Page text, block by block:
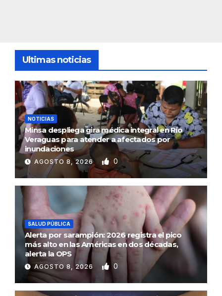
Ultimas noticias
NOTICIAS
Minsa despliega gira médica integral en Río
Veraguas para atender a afectados por
inundaciones
AGOSTO 8, 2026 0
SALUD PÚBLICA
Alerta por sarampión: 2026 registra el pico
más alto en las Américas en dos décadas,
alerta la OPS
AGOSTO 8, 2026 0